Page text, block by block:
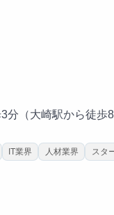
（大崎駅から徒歩8
IT業界 人材業界 スタ